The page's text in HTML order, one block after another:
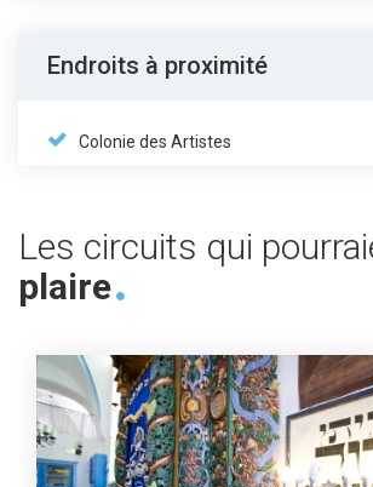
Endroits à proximité
Colonie des Artistes
Les circuits qui
plaire